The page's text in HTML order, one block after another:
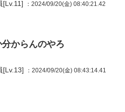
[Lv.11] ：2024/09/20(金) 08:40:21.42
からんのやろ
[Lv.13] ：2024/09/20(金) 08:43:14.41